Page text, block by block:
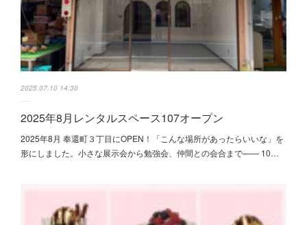
2025.07.10 14:30
2025年8月レンタルスペース107オープン
2025年8月 奉還町３丁目にOPEN！「こんな場所があったらいいな」を
形にしました。小さな展示会から勉強会、仲間との会合まで—— 10…